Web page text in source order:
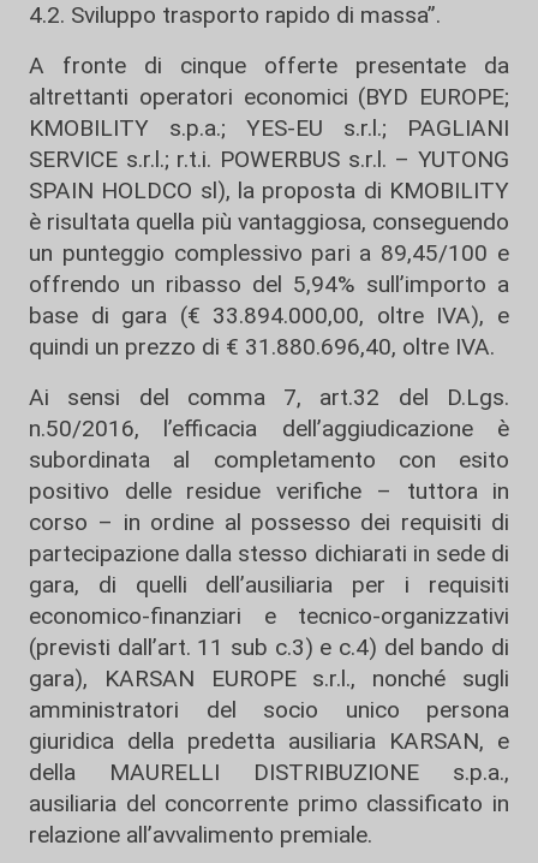
4.2. Sviluppo trasporto rapido di massa”.
A fronte di cinque offerte presentate da
altrettanti operatori economici (BYD EUROPE;
KMOBILITY s.p.a.; YES-EU s.r.l.; PAGLIANI
SERVICE s.r.l.; r.t.i. POWERBUS s.r.l. – YUTONG
SPAIN HOLDCO sl), la proposta di KMOBILITY
è risultata quella più vantaggiosa, conseguendo
un punteggio complessivo pari a 89,45/100 e
offrendo un ribasso del 5,94% sull’importo a
base di gara (€ 33.894.000,00, oltre IVA), e
quindi un prezzo di € 31.880.696,40, oltre IVA.
Ai sensi del comma 7, art.32 del D.Lgs.
n.50/2016, l’efficacia dell’aggiudicazione è
subordinata al completamento con esito
positivo delle residue verifiche – tuttora in
corso – in ordine al possesso dei requisiti di
partecipazione dalla stesso dichiarati in sede di
gara, di quelli dell’ausiliaria per i requisiti
economico-finanziari e tecnico-organizzativi
(previsti dall’art. 11 sub c.3) e c.4) del bando di
gara), KARSAN EUROPE s.r.l., nonché sugli
amministratori del socio unico persona
giuridica della predetta ausiliaria KARSAN, e
della MAURELLI DISTRIBUZIONE s.p.a.,
ausiliaria del concorrente primo classificato in
relazione all’avvalimento premiale.